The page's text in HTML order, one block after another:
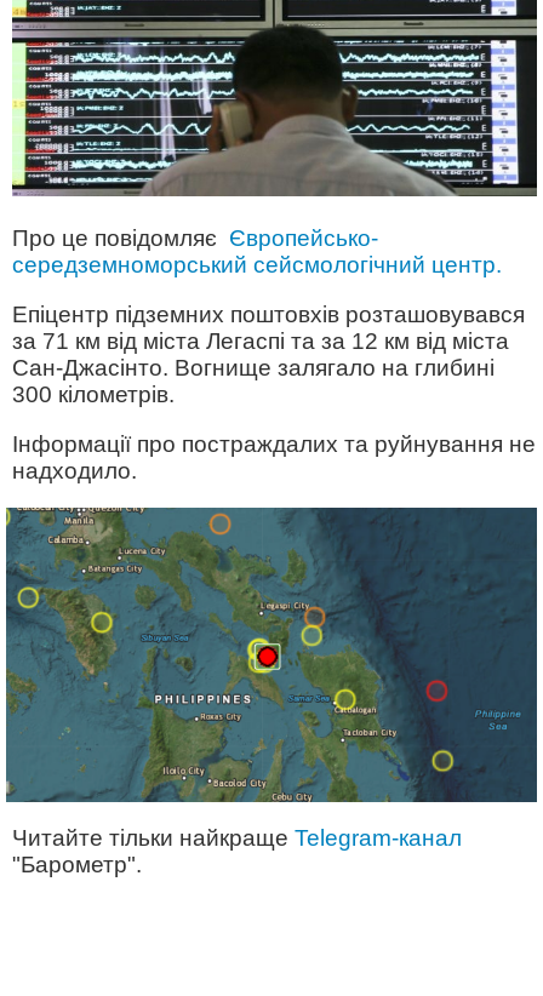
Про це повідомляє Європейсько-
середземноморський сейсмологічний центр.
Епіцентр підземних поштовхів розташовувався
за 71 км від міста Легаспі та за 12 км від міста
Сан-Джасінто. Вогнище залягало на глибині
300 кілометрів.
Інформації про постраждалих та руйнування не
надходило.
Читайте тільки найкраще Telegram-канал
"Барометр".